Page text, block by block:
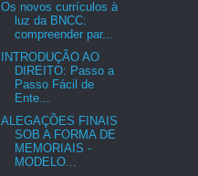
Os novos currículos à
luz da BNCC:
compreender par...
INTRODUÇÃO AO
DIREITO: Passo a
Passo Fácil de
Ente...
ALEGAÇÕES FINAIS
SOB A FORMA DE
MEMORIAIS -
MODELO...